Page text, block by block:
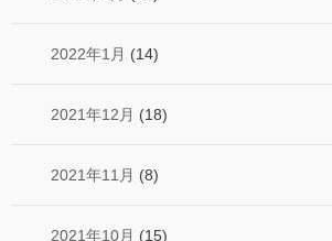
2022年1月 (14)
2021年12月 (18)
2021年11月 (8)
2021年10月 (15)